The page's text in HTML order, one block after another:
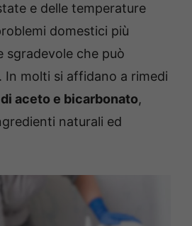
e delle temperature
domestici più
sgradevole che può
In molti si affidano a rimedi
aceto e bicarbonato,
naturali ed